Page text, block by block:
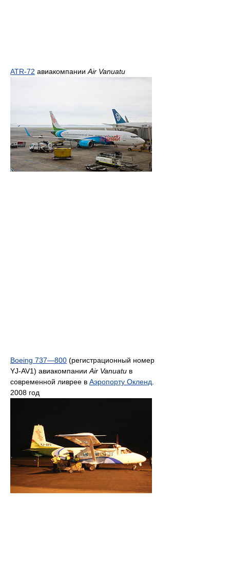
ATR-72 авиакомпании Air Vanuatu
Boeing 737—800 (регистрационный номер
YJ-AV1) авиакомпании Air Vanuatu в
современной ливрее в Аэропорту Окленд
2008 год